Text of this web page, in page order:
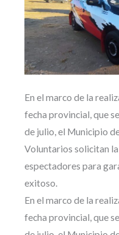
En el marco de la
fecha provincial, que
de julio, el Municipio
Voluntarios solicitan
espectadores para
exitoso.
En el marco de la
fecha provincial, que